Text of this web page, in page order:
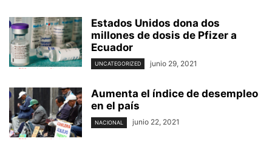
Estados Unidos dona dos
millones de dosis de Pfizer a
Ecuador
UNCATEGORIZED junio 29, 2021
Aumenta el índice de desempleo
en el país
NACIONAL junio 22, 2021